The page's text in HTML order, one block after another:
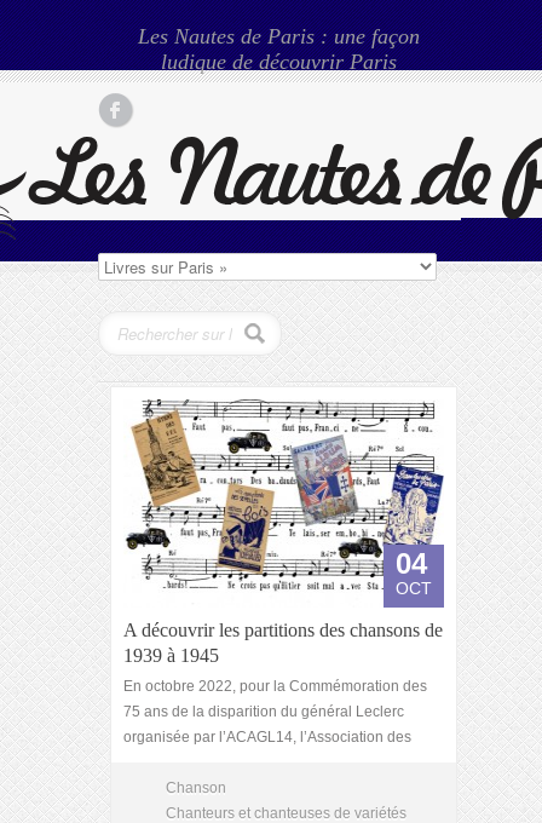
Les Nautes de Paris : une façon
ludique de découvrir Paris
04
OCT
A découvrir les partitions des chansons de
1939 à 1945
En octobre 2022, pour la Commémoration des
75 ans de la disparition du général Leclerc
organisée par l’ACAGL14, l’Association des
Chanson
Chanteurs et chanteuses de variétés